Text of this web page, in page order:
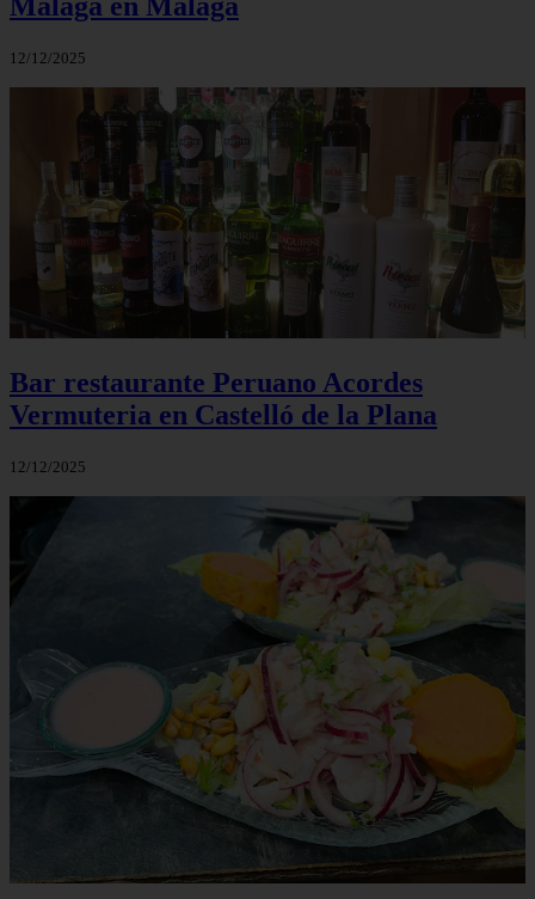
12/12/2025
Bar restaurante Peruano Acordes
Vermuteria en Castelló de la Plana
12/12/2025